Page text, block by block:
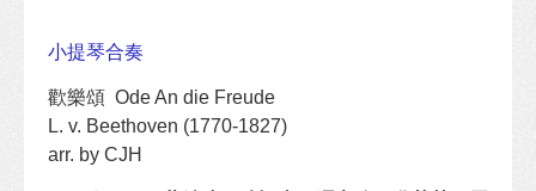
小提琴合奏
歡樂頌 Ode An die Freude
L. v. Beethoven (1770-1827)
arr. by CJH